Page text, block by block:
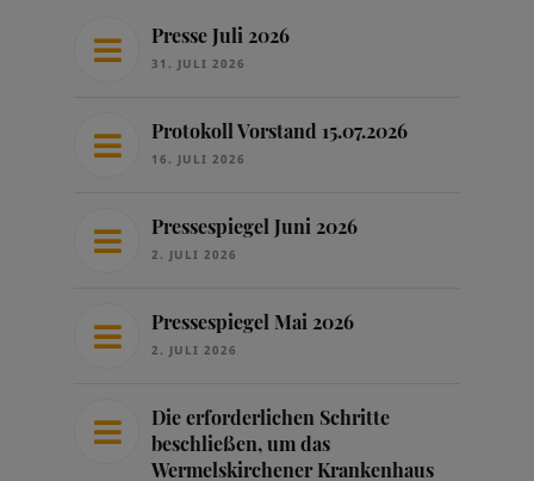
Presse Juli 2026
31. JULI 2026
Protokoll Vorstand 15.07.2026
16. JULI 2026
Pressespiegel Juni 2026
2. JULI 2026
Pressespiegel Mai 2026
2. JULI 2026
Die erforderlichen Schritte
beschließen, um das
Wermelskirchener Krankenhaus